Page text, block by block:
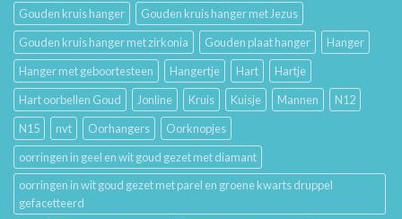
Gouden kruis hanger
Gouden kruis hanger met Jezus
Gouden kruis hanger met zirkonia
Gouden plaat hanger
Hanger
Hanger met geboortesteen
Hangertje Hart
Hartje
Hart oorbellen Goud
Jonline Kruis Kuisje Mannen
N12
N15
nvt Oorhangers
Oorknopjes
oorringen in geel en wit goud gezet met diamant
oorringen in wit goud gezet met parel en groene kwarts druppel
gefacetteerd